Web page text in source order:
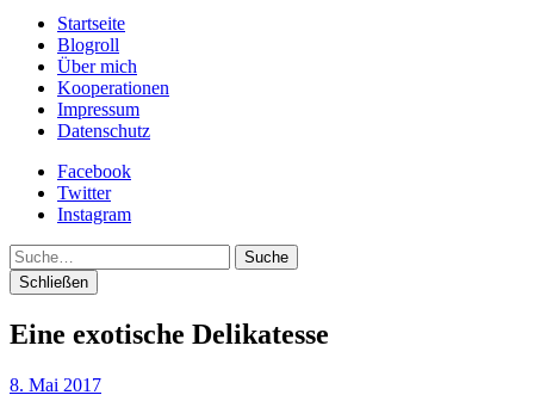
Startseite
Blogroll
Über mich
Kooperationen
Impressum
Datenschutz
Facebook
Twitter
Instagram
Suche
Schließen
Eine exotische Delikatesse
8. Mai 2017